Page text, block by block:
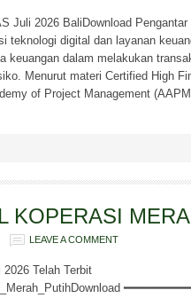
Juli 2026 BaliDownload
teknologi digital dan layanan
keuangan dalam melakukan
Menurut materi Certified High
of Project Management
KOPERASI
LEAVE A COMMENT
Telah Terbit